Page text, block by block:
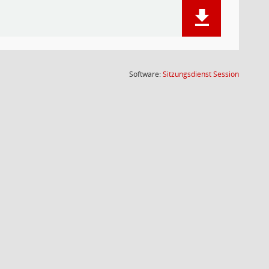
Software:SitzungsdienstSession(Wird in